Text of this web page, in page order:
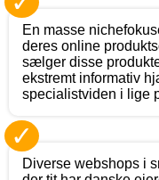
En masse
deres online
sælger disse
ekstremt informativ
specialistviden i lige
✓
Diverse webshops i